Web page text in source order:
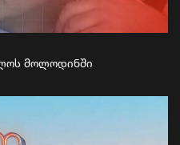
მოლოდინში